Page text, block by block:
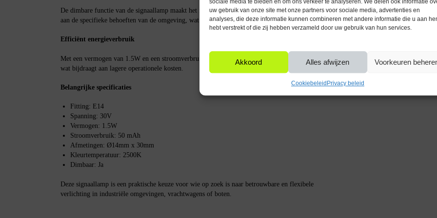
sociale media te bieden en om ons verkeer te analyseren. We delen ook informatie
uw gebruik van onze site met onze partners voor sociale media, advertenties en
analyses, die deze informatie kunnen combineren met andere informatie die u aan
hebt verstrekt of die zij hebben verzameld door uw gebruik van hun services.
Akkoord Alles afwijzen Voorkeuren
Cookiebeleid Privacy beleid
De dimbare functie van de signaallamp maakt het mogelijk om de lichtintensiteit aan te passen
aan de specifieke behoeften van de omgeving, wat zorgt voor flexibiliteit in gebruik.
Efficiënt energieverbruik
Met een vermogen van 1.5W en een stroomverbruik van 50 mAh is deze lamp energiezuinig,
wat bijdraagt aan lagere operationele kosten.
Belangrijke specificaties
Fitting: E14
Spanning: 30V
Vermogen: 1.5W
Stroomverbruik: 50 mAh
Afmetingen: Ø14mm x 30mm
Kleurtemperatuur: 2500K
Dimbaar: Ja
Deze signaallamp is een praktische keuze voor wie op zoek is naar betrouwbare en flexibele
verlichting in industriële omgevingen, vrachtwagens of boten.
Kleurtemperatuur (K)